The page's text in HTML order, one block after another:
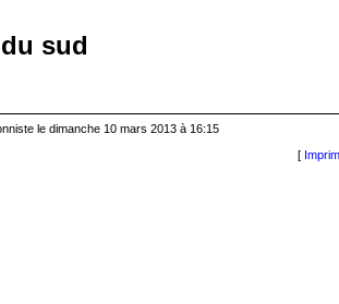
sud
le dimanche 10 mars 2013 à 16:15
[